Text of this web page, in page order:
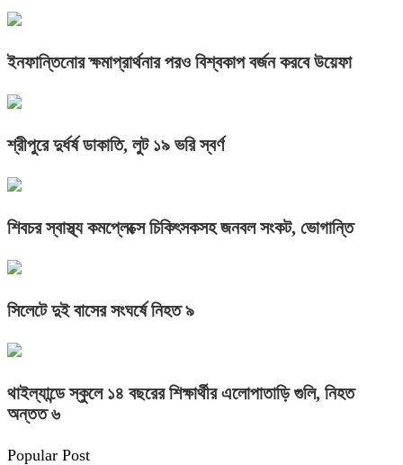
ইনফান্তিনোর ক্ষমাপ্রার্থনার পরও বিশ্বকাপ বর্জন করবে উয়েফা
শ্রীপুরে দুর্ধর্ষ ডাকাতি, লুট ১৯ ভরি স্বর্ণ
শিবচর স্বাস্থ্য কমপ্লেক্সে চিকিৎসকসহ জনবল সংকট, ভোগান্তি
সিলেটে দুই বাসের সংঘর্ষে নিহত ৯
থাইল্যান্ডে স্কুলে ১৪ বছরের শিক্ষার্থীর এলোপাতাড়ি গুলি, নিহত
অন্তত ৬
Popular Post